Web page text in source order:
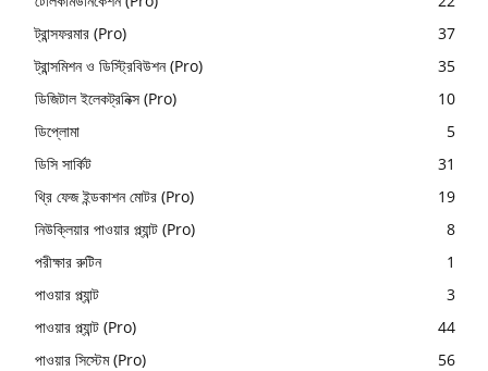
ট্রান্সফরমার (Pro)
37
ট্রান্সমিশন ও ডিস্ট্রিবিউশন (Pro)
35
ডিজিটাল ইলেকট্রনিক্স (Pro)
10
ডিপ্লোমা
5
ডিসি সার্কিট
31
থ্রি ফেজ ইন্ডকাশন মোটর (Pro)
19
নিউক্লিয়ার পাওয়ার প্ল্যান্ট (Pro)
8
পরীক্ষার রুটিন
1
পাওয়ার প্ল্যান্ট
3
পাওয়ার প্ল্যান্ট (Pro)
44
পাওয়ার সিস্টেম (Pro)
56